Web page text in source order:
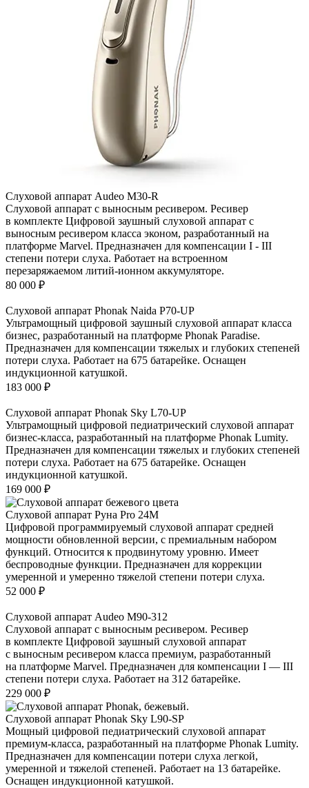
Слуховой аппарат Audeo М30-R
Слуховой аппарат с выносным ресивером. Ресивер
в комплекте Цифровой заушный слуховой аппарат с
выносным ресивером класса эконом, разработанный на
платформе Marvel. Предназначен для компенсации I - III
степени потери слуха. Работает на встроенном
перезаряжаемом литий-ионном аккумуляторе.
80 000 ₽
Слуховой аппарат Phonak Naida P70-UP
Ультрамощный цифровой заушный слуховой аппарат класса
бизнес, разработанный на платформе Phonak Paradise.
Предназначен для компенсации тяжелых и глубоких степеней
потери слуха. Работает на 675 батарейке. Оснащен
индукционной катушкой.
183 000 ₽
Слуховой аппарат Phonak Sky L70-UP
Ультрамощный цифровой педиатрический слуховой аппарат
бизнес-класса, разработанный на платформе Phonak Lumity.
Предназначен для компенсации тяжелых и глубоких степеней
потери слуха. Работает на 675 батарейке. Оснащен
индукционной катушкой.
169 000 ₽
Слуховой аппарат Руна Pro 24M
Цифровой программируемый слуховой аппарат средней
мощности обновленной версии, с премиальным набором
функций. Относится к продвинутому уровню. Имеет
беспроводные функции. Предназначен для коррекции
умеренной и умеренно тяжелой степени потери слуха.
52 000 ₽
Слуховой аппарат Audeo М90-312
Слуховой аппарат с выносным ресивером. Ресивер
в комплекте Цифровой заушный слуховой аппарат
с выносным ресивером класса премиум, разработанный
на платформе Marvel. Предназначен для компенсации I — III
степени потери слуха. Работает на 312 батарейке.
229 000 ₽
Слуховой аппарат Phonak Sky L90-SP
Мощный цифровой педиатрический слуховой аппарат
премиум-класса, разработанный на платформе Phonak Lumity.
Предназначен для компенсации потери слуха легкой,
умеренной и тяжелой степеней. Работает на 13 батарейке.
Оснащен индукционной катушкой.